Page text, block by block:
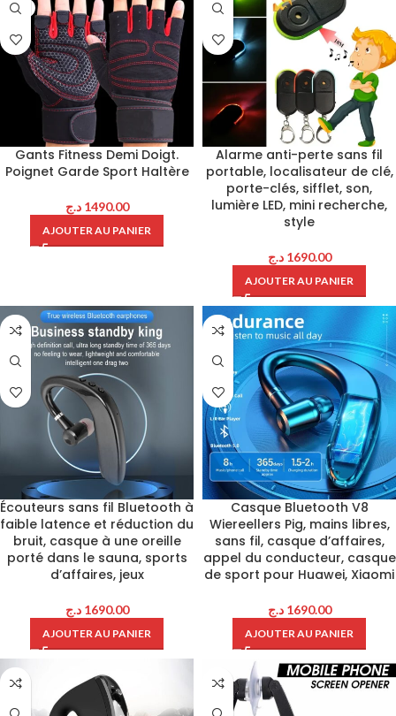
XL
Gants Fitness Demi Doigt.
Poignet Garde Sport Haltère
1490.00 د.ج
AJOUTER AU PANIER
Alarme anti-perte sans fil
portable, localisateur de clé,
porte-clés, sifflet, son,
lumière LED, mini recherche,
style
1690.00 د.ج
AJOUTER AU PANIER
Écouteurs sans fil Bluetooth à
faible latence et réduction du
bruit, casque à une oreille
porté dans le sauna, sports
d’affaires, jeux
1690.00 د.ج
AJOUTER AU PANIER
Casque Bluetooth V8
Wiereellers Pig, mains libres,
sans fil, casque d’affaires,
appel du conducteur, casque
de sport pour Huawei, Xiaomi
1690.00 د.ج
AJOUTER AU PANIER